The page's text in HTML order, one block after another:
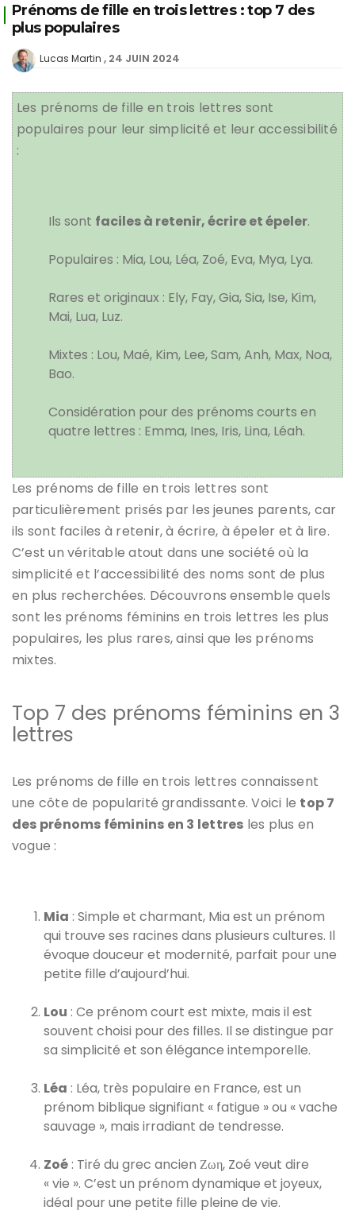
Prénoms de fille en trois lettres : top 7 des
plus populaires
Lucas Martin 24 JUIN 2024
Les prénoms de fille en trois lettres sont
populaires pour leur simplicité et leur accessibilité
:
Ils sont faciles à retenir, écrire et épeler.
Populaires : Mia, Lou, Léa, Zoé, Eva, Mya, Lya.
Rares et originaux : Ely, Fay, Gia, Sia, Ise, Kim,
Mai, Lua, Luz.
Mixtes : Lou, Maé, Kim, Lee, Sam, Anh, Max, Noa,
Bao.
Considération pour des prénoms courts en
quatre lettres : Emma, Ines, Iris, Lina, Léah.
Les prénoms de fille en trois lettres sont
particulièrement prisés par les jeunes parents, car
ils sont faciles à retenir, à écrire, à épeler et à lire.
C’est un véritable atout dans une société où la
simplicité et l’accessibilité des noms sont de plus
en plus recherchées. Découvrons ensemble quels
sont les prénoms féminins en trois lettres les plus
populaires, les plus rares, ainsi que les prénoms
mixtes.
Top 7 des prénoms féminins en 3
lettres
Les prénoms de fille en trois lettres connaissent
une côte de popularité grandissante. Voici le top 7
des prénoms féminins en 3 lettres les plus en
vogue :
Mia : Simple et charmant, Mia est un prénom
qui trouve ses racines dans plusieurs cultures. Il
évoque douceur et modernité, parfait pour une
petite fille d’aujourd’hui.
Lou : Ce prénom court est mixte, mais il est
souvent choisi pour des filles. Il se distingue par
sa simplicité et son élégance intemporelle.
Léa : Léa, très populaire en France, est un
prénom biblique signifiant « fatigue » ou « vache
sauvage », mais irradiant de tendresse.
Zoé : Tiré du grec ancien Ζωη, Zoé veut dire
« vie ». C’est un prénom dynamique et joyeux,
idéal pour une petite fille pleine de vie.